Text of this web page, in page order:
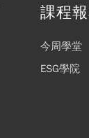
課程
今周學堂
ESG學院